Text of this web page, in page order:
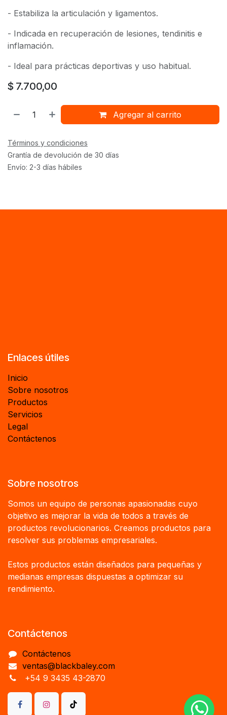
- Estabiliza la articulación y ligamentos.
- Indicada en recuperación de lesiones, tendinitis e
inflamación.
- Ideal para prácticas deportivas y uso habitual.
$ 7.700,00
Agregar al carrito
Términos y condiciones
Grantía de devolución de 30 días
Envío: 2-3 días hábiles
Enlaces útiles
Inicio
Sobre nosotros
Productos
Servicios
Legal
Contáctenos
Sobre nosotros
Somos un equipo de personas apasionadas cuyo
objetivo es mejorar la vida de todos a través de
productos revolucionarios. Creamos productos para
resolver sus problemas empresariales.
Estos productos están diseñados para pequeñas y
medianas empresas dispuestas a optimizar su
rendimiento.
Contáctenos
Contáctenos
ventas@blackbaley.com
+54 9 3435 43-2870